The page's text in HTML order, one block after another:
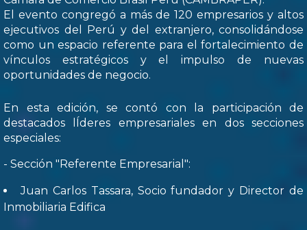
El evento congregó a más de 120 empresarios y altos
ejecutivos del Perú y del extranjero, consolidándose
como un espacio referente para el fortalecimiento de
vínculos estratégicos y el impulso de nuevas
oportunidades de negocio.
En esta edición, se contó con la participación de
destacados lÍderes empresariales en dos secciones
especiales:
- Sección "Referente Empresarial":
Juan Carlos Tassara, Socio fundador y Director de
Inmobiliaria Edifica